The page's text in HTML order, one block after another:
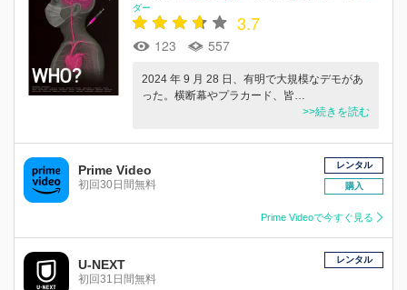
ダー
3.7
123 557
2024 年 9 月 28 日、有明で大規模なデモがあ
った。横断幕やプラカード、皆…
>>続きを読む
Prime Video
初回30日間無料
レンタル
購入
Prime Videoで今すぐ見る
U-NEXT
初回31日間無料
レンタル